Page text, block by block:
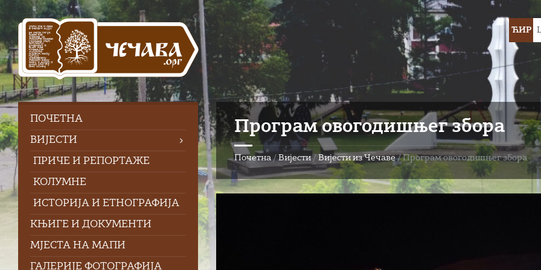
Skip
content
Skip
left
sidebar
Skip
footer
Choose
ЋИР
Програм овогодишњег збора
Почетна /Вијести/Вијести из Чечаве/Програм овогодишњег збора
ПOЧЕТНА
ВИЈЕСТИ
ПРИЧЕ И РЕПОРТАЖЕ
КОЛУМНЕ
ИСТОРИЈА И ЕТНОГРАФИЈА
КЊИГЕ И ДОКУМЕНТИ
МЈЕСТА НА МАПИ
ГАЛЕРИЈЕ ФОТОГРАФИЈА